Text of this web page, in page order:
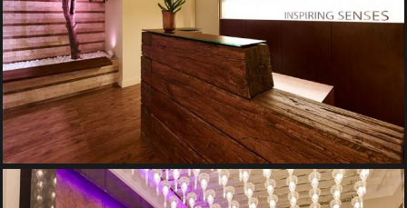
PERETE DE APA – ELYSEE RETREAT
Pereti de Apa